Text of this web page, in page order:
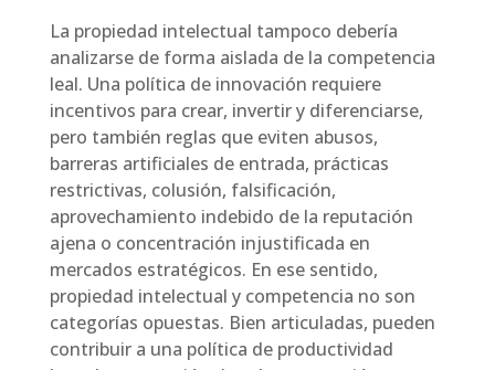
La propiedad intelectual tampoco debería
analizarse de forma aislada de la competencia
leal. Una política de innovación requiere
incentivos para crear, invertir y diferenciarse,
pero también reglas que eviten abusos,
barreras artificiales de entrada, prácticas
restrictivas, colusión, falsificación,
aprovechamiento indebido de la reputación
ajena o concentración injustificada en
mercados estratégicos. En ese sentido,
propiedad intelectual y competencia no son
categorías opuestas. Bien articuladas, pueden
contribuir a una política de productividad